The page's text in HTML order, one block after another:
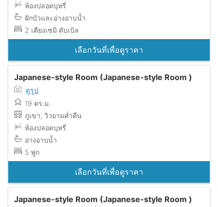
ห้องปลอดบุหรี่
ฝักบัวและอ่างอาบน้ำ
2 เตียงเซมิ ดับเบิล
เลือกวันที่เพื่อดูราคา
Japanese-style Room (Japanese-style Room )
ดูรูป
19 ตร.ม.
ภูเขา, วิวยามค่ำคืน
ห้องปลอดบุหรี่
อ่างอาบน้ำ
5 ฟูก
เลือกวันที่เพื่อดูราคา
Japanese-style Room (Japanese-style Room )